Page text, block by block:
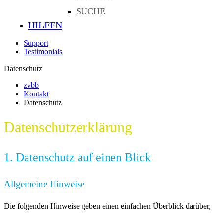
SUCHE
HILFEN
Support
Testimonials
Datenschutz
zvbb
Kontakt
Datenschutz
Datenschutz­erklärung
1. Datenschutz auf einen Blick
Allgemeine Hinweise
Die folgenden Hinweise geben einen einfachen Überblick darüber,